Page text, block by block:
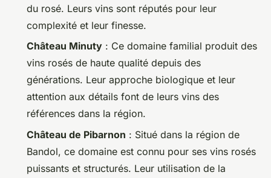
du rosé. Leurs vins sont réputés pour leur
complexité et leur finesse.
Château Minuty : Ce domaine familial produit des
vins rosés de haute qualité depuis des
générations. Leur approche biologique et leur
attention aux détails font de leurs vins des
références dans la région.
Château de Pibarnon : Situé dans la région de
Bandol, ce domaine est connu pour ses vins rosés
puissants et structurés. Leur utilisation de la